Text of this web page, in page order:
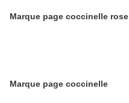
Marque page coccinelle rose
Marque page coccinelle